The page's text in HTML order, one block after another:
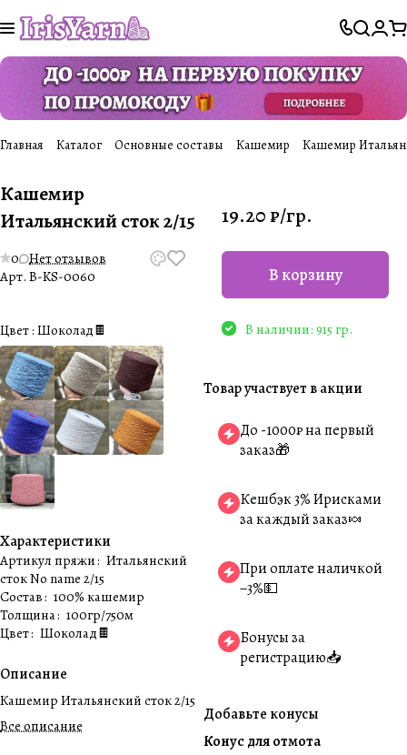
Главная Каталог Основные составы Кашемир Кашемир
Кашемир
Итальянский сток 2/15
0 Нет отзывов
Арт. B-KS-0060
Цвет : Шоколад🍫
Характеристики
Артикул пряжи: Итальянский
сток No name 2/15
Состав: 100% кашемир
Толщина: 100гр/750м
Цвет: Шоколад🍫
Описание
Кашемир Итальянский сток 2/15
Все описание
19.20 ₽/гр.
В корзину
В наличии: 915 гр.
Товар участвует в акции
До -1000₽ на первый
заказ🎁
Кешбэк 3% Ирисками
за каждый заказ🍬
При оплате наличкой
−3%💵
Бонусы за
регистрацию📥
Добавьте конусы
Конус для отмота